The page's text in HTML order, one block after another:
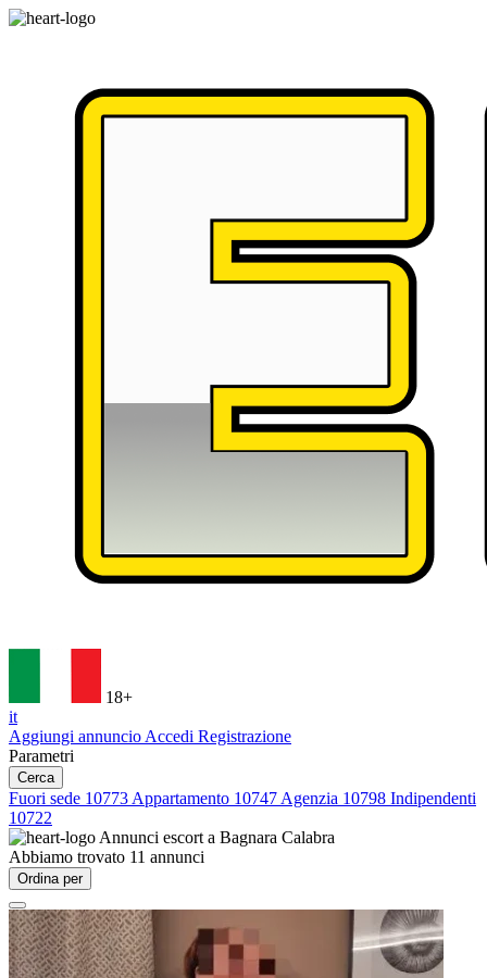
18+
it
Aggiungi annuncio Accedi Registrazione
Parametri
Cerca
Fuori sede 10773 Appartamento 10747 Agenzia 10798 Indipendenti
10722
Annunci escort a Bagnara Calabra
Abbiamo trovato 11 annunci
Ordina per